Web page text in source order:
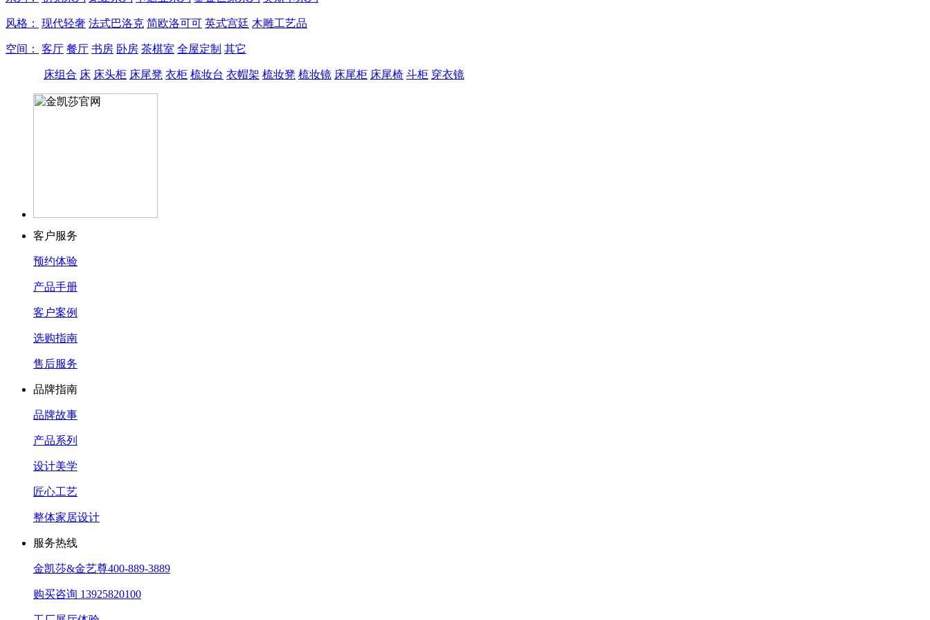
风格： 现代轻奢 法式巴洛克 简欧洛可可 英式宫廷 木雕工艺品
空间： 客厅 餐厅 书房 卧房 茶棋室 全屋定制 其它
床组合 床 床头柜 床尾凳 衣柜 梳妆台 衣帽架 梳妆凳 梳妆镜 床尾柜 床尾椅 斗柜 穿衣镜
客户服务
预约体验
产品手册
客户案例
选购指南
售后服务
品牌指南
品牌故事
产品系列
设计美学
匠心工艺
整体家居设计
服务热线
金凯莎&金艺尊400-889-3889
购买咨询 13925820100